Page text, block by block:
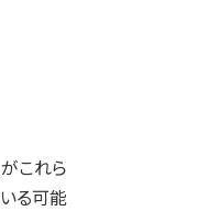
これら
る可能